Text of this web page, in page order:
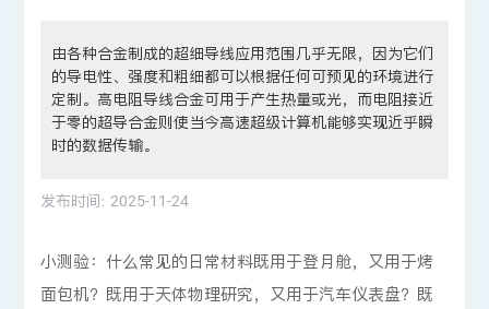
服务支持
联系我们
由各种合金制成的超细导线应用范围几乎无限，因为它们
的导电性、强度和粗细都可以根据任何可预见的环境进行
定制。高电阻导线合金可用于产生热量或光，而电阻接近
于零的超导合金则使当今高速超级计算机能够实现近乎瞬
时的数据传输。
发布时间: 2025-11-24
小测验：什么常见的日常材料既用于登月舱，又用于烤
面包机？既用于天体物理研究，又用于汽车仪表盘？既